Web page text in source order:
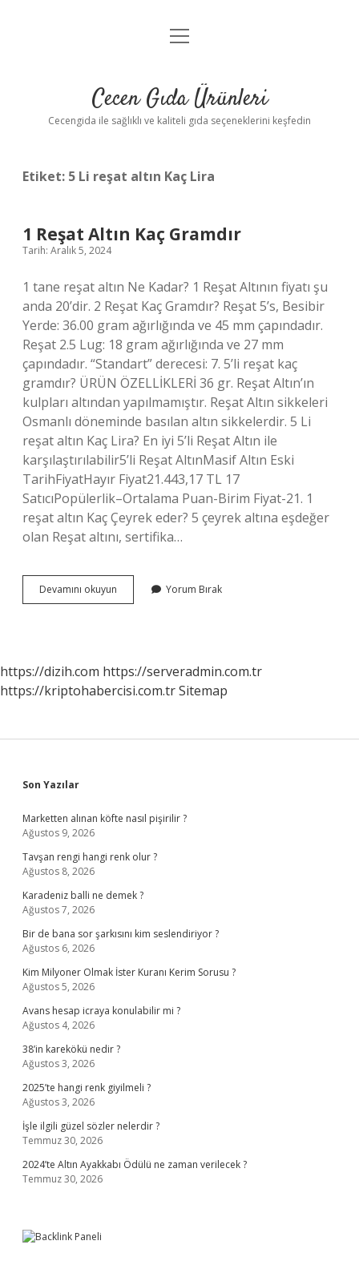
Anasayfa
Yasal Uyarı
menüyü
Cecen Gıda Ürünleri
Cecengida ile sağlıklı ve kaliteli gıda seçeneklerini keşfedin
Etiket: 5 Li reşat altın Kaç Lira
1 Reşat Altın Kaç Gramdır
Tarih: Aralık 5, 2024
1 tane reşat altın Ne Kadar? 1 Reşat Altının fiyatı şu
anda 20’dir. 2 Reşat Kaç Gramdır? Reşat 5’s, Besibir
Yerde: 36.00 gram ağırlığında ve 45 mm çapındadır.
Reşat 2.5 Lug: 18 gram ağırlığında ve 27 mm
çapındadır. “Standart” derecesi: 7. 5’li reşat kaç
gramdır? ÜRÜN ÖZELLİKLERİ 36 gr. Reşat Altın’ın
kulpları altından yapılmamıştır. Reşat Altın sikkeleri
Osmanlı döneminde basılan altın sikkelerdir. 5 Li
reşat altın Kaç Lira? En iyi 5’li Reşat Altın ile
karşılaştırılabilir5’li Reşat AltınMasif Altın Eski
TarihFiyatHayır Fiyat21.443,17 TL 17
SatıcıPopülerlik–Ortalama Puan-Birim Fiyat-21. 1
reşat altın Kaç Çeyrek eder? 5 çeyrek altına eşdeğer
olan Reşat altını, sertifika…
Devamını okuyun
Reşat
Yorum Bırak
https://dizih.com https://serveradmin.com.tr
https://kriptohabercisi.com.trSitemap
Sidebar
Son Yazılar
Marketten alınan köfte nasıl pişirilir ?
Ağustos 9, 2026
Tavşan rengi hangi renk olur ?
Ağustos 8, 2026
Karadeniz balli ne demek ?
Ağustos 7, 2026
Bir de bana sor şarkısını kim seslendiriyor ?
Ağustos 6, 2026
Kim Milyoner Olmak İster Kuranı Kerim Sorusu ?
Ağustos 5, 2026
Avans hesap icraya konulabilir mi ?
Ağustos 4, 2026
38’in karekökü nedir ?
Ağustos 3, 2026
2025’te hangi renk giyilmeli ?
Ağustos 3, 2026
İşle ilgili güzel sözler nelerdir ?
Temmuz 30, 2026
2024’te Altın Ayakkabı Ödülü ne zaman verilecek ?
Temmuz 30, 2026